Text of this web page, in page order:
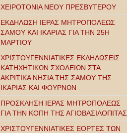
ΧΕΙΡΟΤΟΝΙΑ ΝΕΟΥ ΠΡΕΣΒΥΤΕΡΟΥ
ΕΚΔΗΛΩΣΗ ΙΕΡΑΣ ΜΗΤΡΟΠΟΛΕΩΣ
ΣΑΜΟΥ ΚΑΙ ΙΚΑΡΙΑΣ ΓΙΑ ΤΗΝ 25Η
ΜΑΡΤΙΟΥ
ΧΡΙΣΤΟΥΓΕΝΝΙΑΤΙΚΕΣ ΕΚΔΗΛΩΣΕΙΣ
ΚΑΤΗΧΗΤΙΚΩΝ ΣΧΟΛΕΙΩΝ ΣΤΑ
ΑΚΡΙΤΙΚΑ ΝΗΣΙΑ ΤΗΣ ΣΑΜΟΥ ΤΗΣ
ΙΚΑΡΙΑΣ ΚΑΙ ΦΟΥΡΝΩΝ .
ΠΡΟΣΚΛΗΣΗ ΙΕΡΑΣ ΜΗΤΡΟΠΟΛΕΩΣ
ΓΙΑ ΤΗΝ ΚΟΠΗ ΤΗΣ ΑΓΙΟΒΑΣΙΛΟΠΙΤΑΣ
ΧΡΙΣΤΟΥΓΕΝΝΙΑΤΙΚΕΣ ΕΟΡΤΕΣ ΤΩΝ